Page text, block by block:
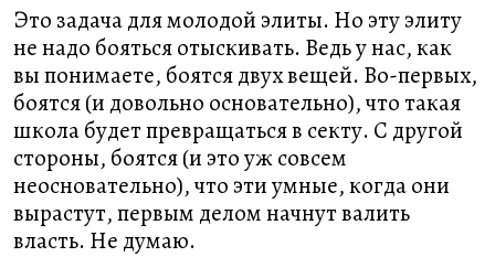
Это задача для молодой элиты. Но эту элиту
не надо бояться отыскивать. Ведь у нас, как
вы понимаете, боятся двух вещей. Во-первых,
боятся (и довольно основательно), что такая
школа будет превращаться в секту. С другой
стороны, боятся (и это уж совсем
неосновательно), что эти умные, когда они
вырастут, первым делом начнут валить
власть. Не думаю.